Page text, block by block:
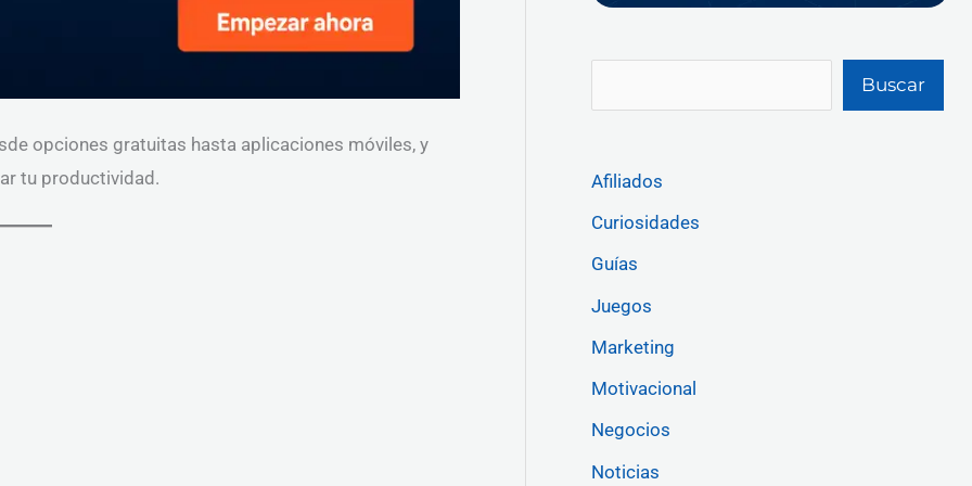
opciones gratuitas hasta aplicaciones móviles, y
tu productividad.
Buscar
Afiliados
Curiosidades
Guías
Juegos
Marketing
Motivacional
Negocios
Noticias